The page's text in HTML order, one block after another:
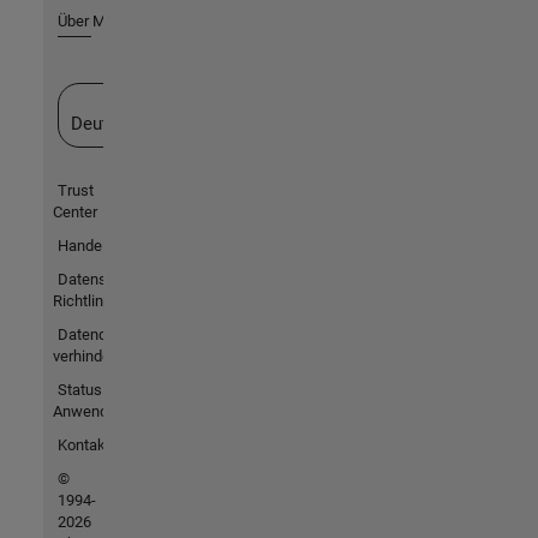
Über MathWorks
Deutschland
Trust
Center
Handelsmarken
Datenschutz-
Richtlinien
Datendiebstahl
verhindern
Status von
Anwendungen
Kontakt
©
1994-
2026